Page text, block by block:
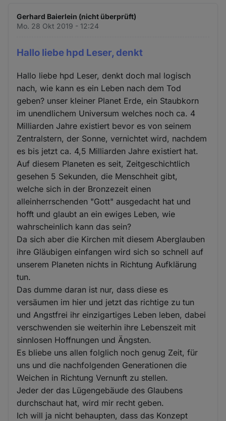
Gerhard Baierlein (nicht überprüft)
Mo. 28 Okt 2019 - 12:24
Hallo liebe hpd Leser, denkt
Hallo liebe hpd Leser, denkt doch mal logisch
nach, wie kann es ein Leben nach dem Tod
geben? unser kleiner Planet Erde, ein Staubkorn
im unendlichem Universum welches noch ca. 4
Milliarden Jahre existiert bevor es von seinem
Zentralstern, der Sonne, vernichtet wird, nachdem
es bis jetzt ca. 4,5 Milliarden Jahre existiert hat.
Auf diesem Planeten es seit, Zeitgeschichtlich
gesehen 5 Sekunden, die Menschheit gibt,
welche sich in der Bronzezeit einen
alleinherrschenden "Gott" ausgedacht hat und
hofft und glaubt an ein ewiges Leben, wie
wahrscheinlich kann das sein?
Da sich aber die Kirchen mit diesem Aberglauben
ihre Gläubigen einfangen wird sich so schnell auf
unserem Planeten nichts in Richtung Aufklärung
tun.
Das dumme daran ist nur, dass diese es
versäumen im hier und jetzt das richtige zu tun
und Angstfrei ihr einzigartiges Leben leben, dabei
verschwenden sie weiterhin ihre Lebenszeit mit
sinnlosen Hoffnungen und Ängsten.
Es bliebe uns allen folglich noch genug Zeit, für
uns und die nachfolgenden Generationen die
Weichen in Richtung Vernunft zu stellen.
Jeder der das Lügengebäude des Glaubens
durchschaut hat, wird mir recht geben.
Ich will ja nicht behaupten, dass das Konzept